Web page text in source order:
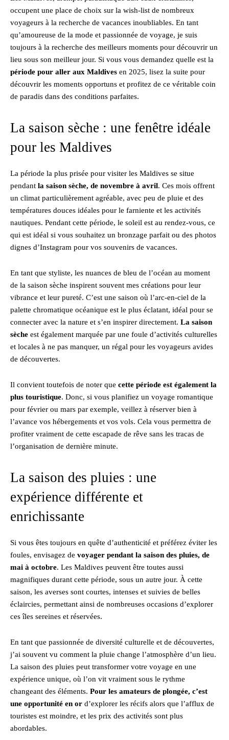
occupent une place de choix sur la wish-list de nombreux
voyageurs à la recherche de vacances inoubliables. En tant
qu’amoureuse de la mode et passionnée de voyage, je suis
toujours à la recherche des meilleurs moments pour découvrir un
lieu sous son meilleur jour. Si vous vous demandez quelle est la
période pour aller aux Maldives en 2025, lisez la suite pour
découvrir les moments opportuns et profitez de ce véritable coin
de paradis dans des conditions parfaites.
La saison sèche : une fenêtre idéale
pour les Maldives
La période la plus prisée pour visiter les Maldives se situe
pendant la saison sèche, de novembre à avril. Ces mois offrent
un climat particulièrement agréable, avec peu de pluie et des
températures douces idéales pour le farniente et les activités
nautiques. Pendant cette période, le soleil est au rendez-vous, ce
qui est idéal si vous souhaitez un bronzage parfait ou des photos
dignes d’Instagram pour vos souvenirs de vacances.
En tant que styliste, les nuances de bleu de l’océan au moment
de la saison sèche inspirent souvent mes créations pour leur
vibrance et leur pureté. C’est une saison où l’arc-en-ciel de la
palette chromatique océanique est le plus éclatant, idéal pour se
connecter avec la nature et s’en inspirer directement. La saison
sèche est également marquée par une foule d’activités culturelles
et locales à ne pas manquer, un régal pour les voyageurs avides
de découvertes.
Il convient toutefois de noter que cette période est également la
plus touristique. Donc, si vous planifiez un voyage romantique
pour février ou mars par exemple, veillez à réserver bien à
l’avance vos hébergements et vos vols. Cela vous permettra de
profiter vraiment de cette escapade de rêve sans les tracas de
l’organisation de dernière minute.
La saison des pluies : une
expérience différente et
enrichissante
Si vous êtes toujours en quête d’authenticité et préférez éviter les
foules, envisagez de voyager pendant la saison des pluies, de
mai à octobre. Les Maldives peuvent être toutes aussi
magnifiques durant cette période, sous un autre jour. À cette
saison, les averses sont courtes, intenses et suivies de belles
éclaircies, permettant ainsi de nombreuses occasions d’explorer
ces îles sereines et réservées.
En tant que passionnée de diversité culturelle et de découvertes,
j’ai souvent vu comment la pluie change l’atmosphère d’un lieu.
La saison des pluies peut transformer votre voyage en une
expérience unique, où l’on vit vraiment sous le rythme
changeant des éléments. Pour les amateurs de plongée, c’est
une opportunité en or d’explorer les récifs alors que l’afflux de
touristes est moindre, et les prix des activités sont plus
abordables.